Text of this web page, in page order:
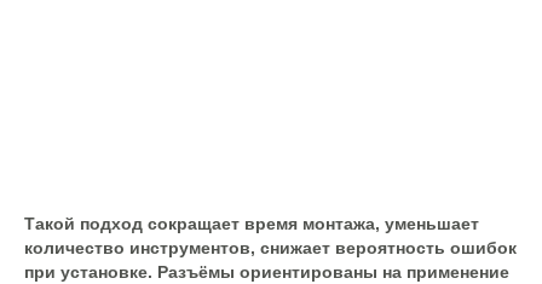
Такой подход сокращает время монтажа, уменьшает
количество инструментов, снижает вероятность ошибок
при установке. Разъёмы ориентированы на применение